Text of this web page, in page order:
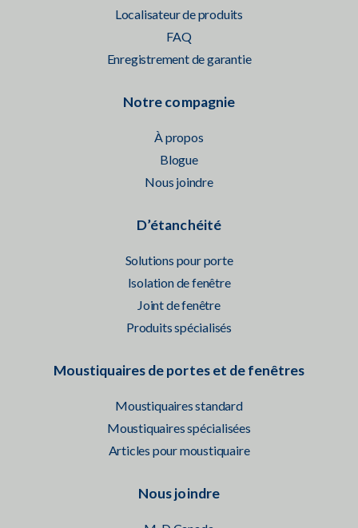
Localisateur de produits
FAQ
Enregistrement de garantie
Notre compagnie
À propos
Blogue
Nous joindre
D’étanchéité
Solutions pour porte
Isolation de fenêtre
Joint de fenêtre
Produits spécialisés
Moustiquaires de portes et de fenêtres
Moustiquaires standard
Moustiquaires spécialisées
Articles pour moustiquaire
Nous joindre